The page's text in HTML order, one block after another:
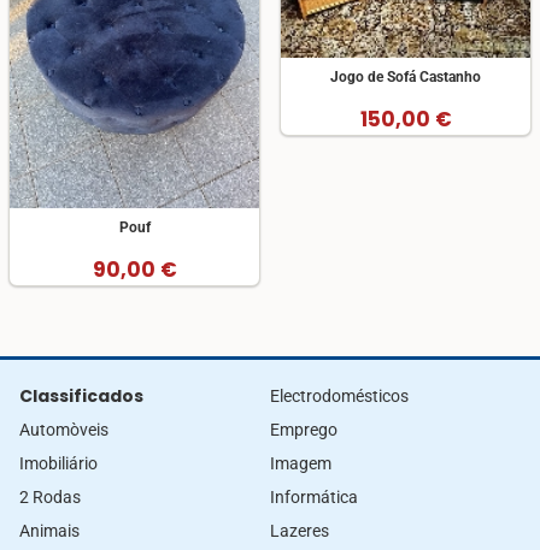
Pouf
90,00 €
Jogo de Sofá Castanho
150,00 €
Classificados
Automòveis
Imobiliário
2 Rodas
Animais
Electrodomésticos
Emprego
Imagem
Informática
Lazeres